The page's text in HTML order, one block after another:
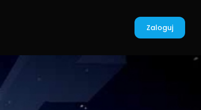
Zaloguj